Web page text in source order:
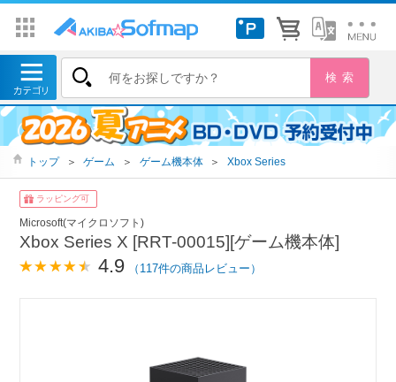
トップ ＞ ゲーム ＞ ゲーム機本体 ＞ Xbox Series
ラッピング可
Microsoft(マイクロソフト)
Xbox Series X [RRT-00015][ゲーム機本体]
4.9 （117件の商品レビュー）